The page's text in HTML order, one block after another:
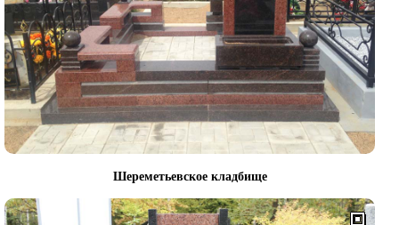
Шереметьевское кладбище